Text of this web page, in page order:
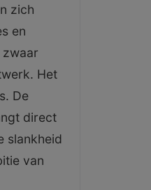
zich
en
Het
De
direct
slankheid
van